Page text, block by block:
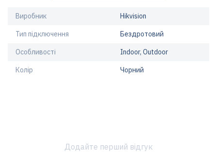
Виробник Hikvision
Тип підключення Бездротовий
Особливості Indoor, Outdoor
Колір Чорний
Додайте перший відгук